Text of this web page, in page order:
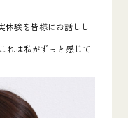
体験を皆様にお話しし
れは私がずっと感じて